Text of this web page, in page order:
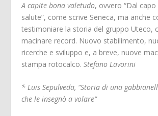
A capite bona valetudo, ovvero “Dal
salute”, come scrive Seneca, ma anche
testimoniare la storia del gruppo Uteco,
macinare record. Nuovo stabilimento,
ricerche e sviluppo e, a breve, nuove
stampa rotocalco.Stefano Lavorini
* Luis Sepulveda, “Storia di una
che le insegnò a volare"